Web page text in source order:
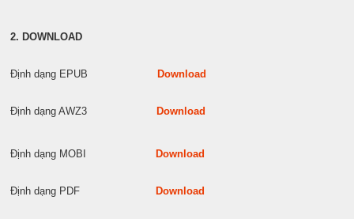
2. DOWNLOAD
Định dạng EPUB Download
Định dạng AWZ3 Download
Định dạng MOBI Download
Định dạng PDF Download